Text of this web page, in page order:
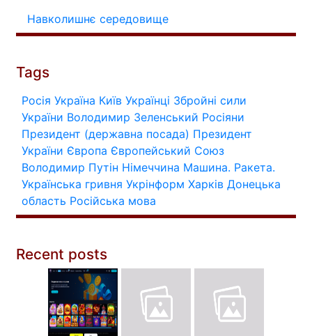
Навколишнє середовище
Tags
Росія Україна Київ Українці Збройні сили
України Володимир Зеленський Росіяни
Президент (державна посада) Президент
України Європа Європейський Союз
Володимир Путін Німеччина Машина. Ракета.
Українська гривня Укрінформ Харків Донецька
область Російська мова
Recent posts